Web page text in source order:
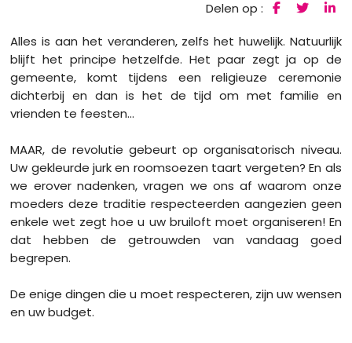
Delen op :
Alles is aan het veranderen, zelfs het huwelijk. Natuurlijk
blijft het principe hetzelfde. Het paar zegt ja op de
gemeente, komt tijdens een religieuze ceremonie
dichterbij en dan is het de tijd om met familie en
vrienden te feesten...
MAAR, de revolutie gebeurt op organisatorisch niveau.
Uw gekleurde jurk en roomsoezen taart vergeten? En als
we erover nadenken, vragen we ons af waarom onze
moeders deze traditie respecteerden aangezien geen
enkele wet zegt hoe u uw bruiloft moet organiseren! En
dat hebben de getrouwden van vandaag goed
begrepen.
De enige dingen die u moet respecteren, zijn uw wensen
en uw budget.